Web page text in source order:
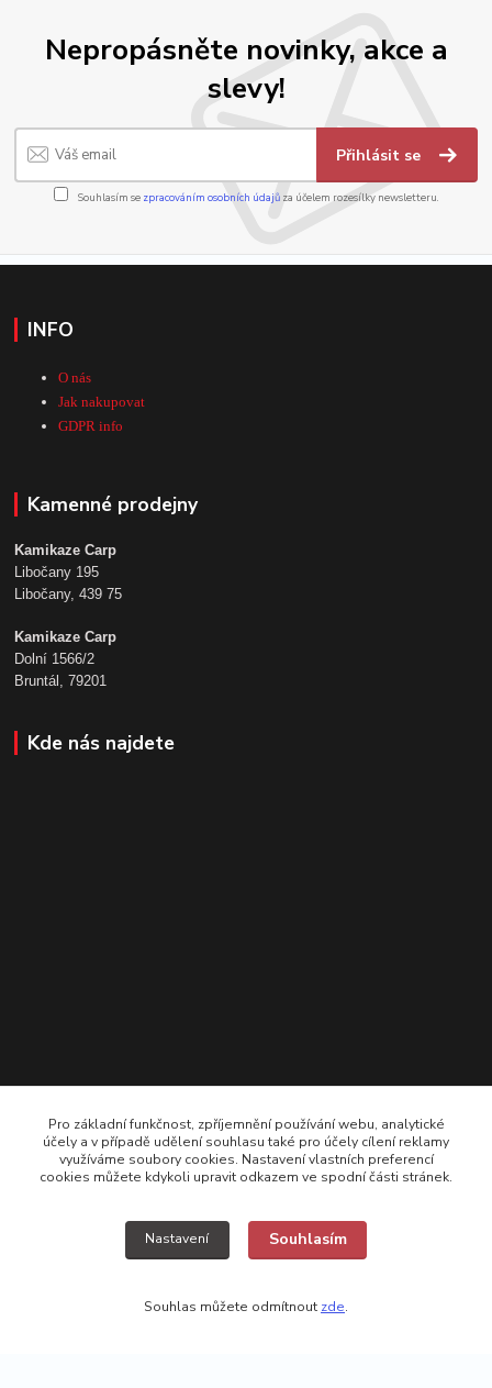
Nepropásněte novinky, akce a
slevy!
Přihlásit se
Souhlasím se zpracováním osobních údajůza účelem rozesílky newsletteru.
INFO
O nás
Jak nakupovat
GDPR info
Kamenné prodejny
Kamikaze Carp
Libočany 195
Libočany, 439 75
Kamikaze Carp
Dolní 1566/2
Bruntál, 79201
Kde nás najdete
vyroba@kamikazecarp.cz
Pro základní funkčnost, zpříjemnění používání webu, analytické
účely a v případě udělení souhlasu také pro účely cílení reklamy
využíváme soubory cookies. Nastavení vlastních preferencí
cookies můžete kdykoli upravit odkazem ve spodní části stránek.
Nastavení Souhlasím
Souhlas můžete odmítnout zde.